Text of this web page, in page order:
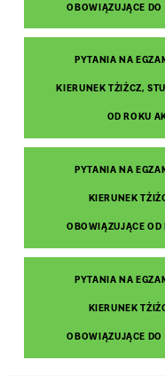
OBOWIĄZUJĄCE
PYTANIA NA
KIERUNEK TŻIŻCZ,
OD ROKU
PYTANIA NA
KIERUNEK
OBOWIĄZUJĄCE
PYTANIA NA
KIERUNEK
OBOWIĄZUJĄCE